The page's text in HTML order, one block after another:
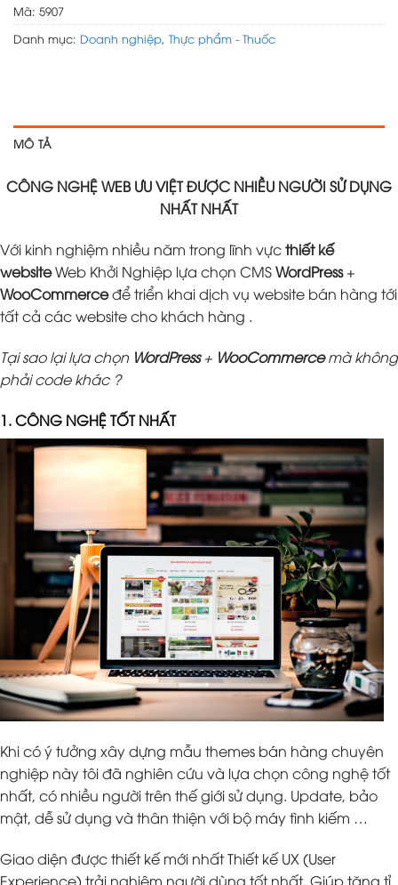
Mã: 5907
Danh mục: Doanh nghiệp, Thực phẩm - Thuốc
MÔ TẢ
CÔNG NGHỆ WEB ƯU VIỆT ĐƯỢC NHIỀU NGƯỜI SỬ DỤNG
NHẤT NHẤT
Với kinh nghiệm nhiều năm trong lĩnh vựcthiết kế
websiteWeb Khởi Nghiệp lựa chọn CMSWordPress+
WooCommerceđể triển khai dịch vụ website bán hàng tới
tất cả các website cho khách hàng .
Tại sao lại lựa chọn WordPress+ WooCommercemà không
phải code khác ?
1. CÔNG NGHỆ TỐT NHẤT
Khi có ý tưởng xây dựng mẫu themes bán hàng chuyên
nghiệp này tôi đã nghiên cứu và lựa chọn công nghệ tốt
nhất, có nhiều người trên thế giới sử dụng. Update, bảo
mật, dễ sử dụng và thân thiện với bộ máy tình kiếm …
Giao diện được thiết kế mới nhất Thiết kế UX (User
Experience) trải nghiệm người dùng tốt nhất. Giúp tăng tỉ